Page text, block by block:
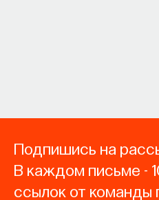
Подпишись на
В каждом письме -
ссылок от команды